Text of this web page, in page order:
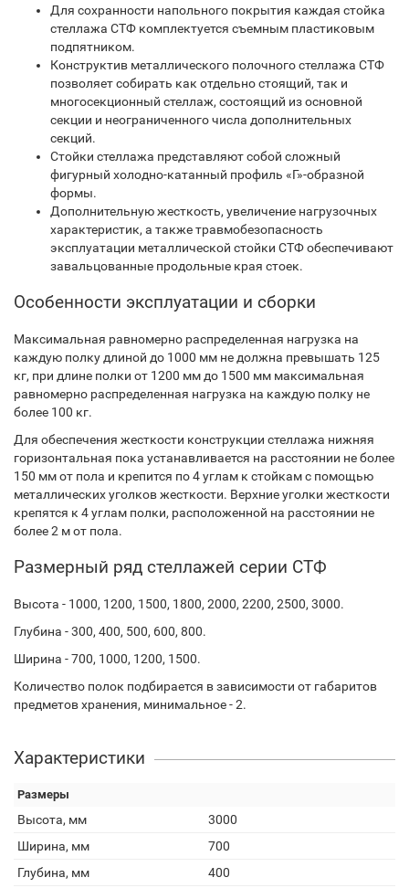
Для сохранности напольного покрытия каждая стойка
стеллажа СТФ комплектуется съемным пластиковым
подпятником.
Конструктив металлического полочного стеллажа СТФ
позволяет собирать как отдельно стоящий, так и
многосекционный стеллаж, состоящий из основной
секции и неограниченного числа дополнительных
секций.
Стойки стеллажа представляют собой сложный
фигурный холодно-катанный профиль «Г»-образной
формы.
Дополнительную жесткость, увеличение нагрузочных
характеристик, а также травмобезопасность
эксплуатации металлической стойки СТФ обеспечивают
завальцованные продольные края стоек.
Особенности эксплуатации и сборки
Максимальная равномерно распределенная нагрузка на
каждую полку длиной до 1000 мм не должна превышать 125
кг, при длине полки от 1200 мм до 1500 мм максимальная
равномерно распределенная нагрузка на каждую полку не
более 100 кг.
Для обеспечения жесткости конструкции стеллажа нижняя
горизонтальная пока устанавливается на расстоянии не более
150 мм от пола и крепится по 4 углам к стойкам с помощью
металлических уголков жесткости. Верхние уголки жесткости
крепятся к 4 углам полки, расположенной на расстоянии не
более 2 м от пола.
Размерный ряд стеллажей серии СТФ
Высота - 1000, 1200, 1500, 1800, 2000, 2200, 2500, 3000.
Глубина - 300, 400, 500, 600, 800.
Ширина - 700, 1000, 1200, 1500.
Количество полок подбирается в зависимости от габаритов
предметов хранения, минимальное - 2.
Характеристики
Размеры
Высота, мм
3000
Ширина, мм
700
Глубина, мм
400